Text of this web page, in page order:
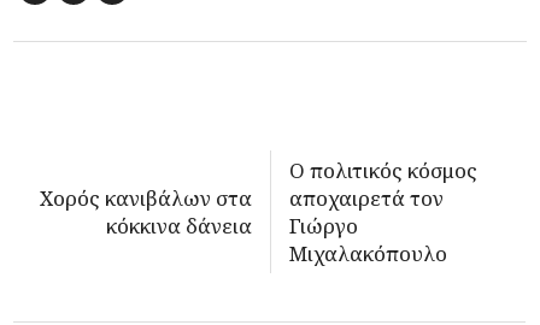
Χορός κανιβάλων στα
κόκκινα δάνεια
Ο πολιτικός κόσμος
αποχαιρετά τον
Γιώργο
Μιχαλακόπουλο